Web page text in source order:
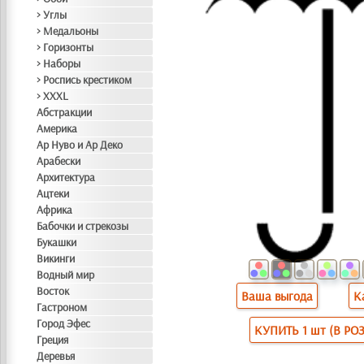
> Углы
> Медальоны
> Горизонты
> Наборы
> Роспись крестиком
> XXXL
Абстракции
Америка
Ар Нуво и Ар Деко
Арабески
Архитектура
Ацтеки
Африка
Бабочки и стрекозы
Букашки
Викинги
Водный мир
Восток
Гастроном
Город Эфес
Греция
Деревья
Ваша выгода
КУПИТЬ 1 шт (В